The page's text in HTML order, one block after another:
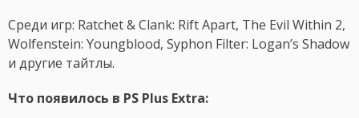
Среди игр: Ratchet & Clank: Rift Apart, The Evil Within 2,
Wolfenstein: Youngblood, Syphon Filter: Logan’s Shadow
и другие тайтлы.
Что появилось в PS Plus Extra: